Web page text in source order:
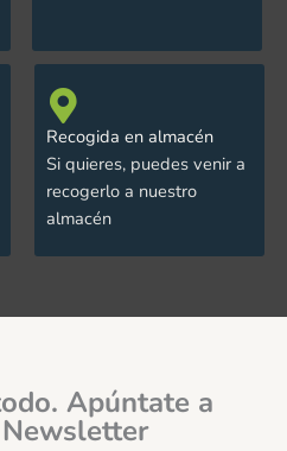
Recogida en almacén
Si quieres, puedes venir a
recogerlo a nuestro
almacén
Apúntate a